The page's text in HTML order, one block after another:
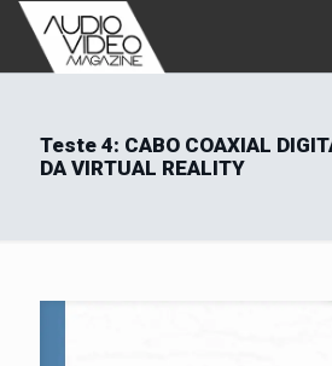
Teste 4: CABO COAXIAL
DA VIRTUAL REALITY